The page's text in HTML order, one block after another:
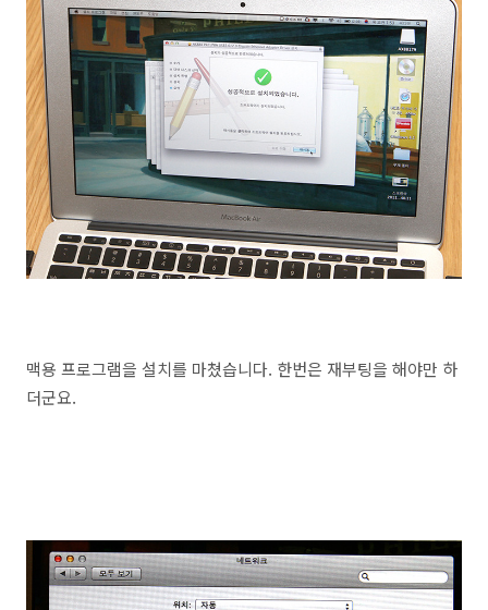
맥용 프로그램을 설치를 마쳤습니다. 한번은 재부팅을 해야만 하
더군요.